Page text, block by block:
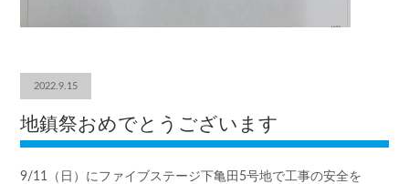
2022.9.15
地鎮祭おめでとうございます
9/11（日）にファイブステージ下亀田5号地で工事の安全を